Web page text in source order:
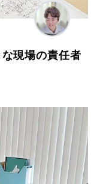
現場の責任者